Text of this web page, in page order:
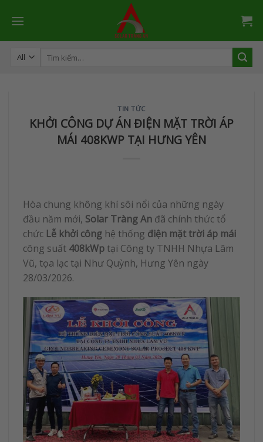
Tìm
kiếm:
TIN TỨC
KHỞI CÔNG DỰ ÁN ĐIỆN MẶT TRỜI ÁP
MÁI 408KWP TẠI HƯNG YÊN
Hòa chung không khí sôi nổi của những ngày
đầu năm mới, Solar Tràng An đã chính thức tổ
chức Lễ khởi công hệ thống điện mặt trời áp mái
công suất 408kWp tại Công ty TNHH Nhựa Lâm
Vũ, tọa lạc tại Như Quỳnh, Hưng Yên ngày
28/03/2026.